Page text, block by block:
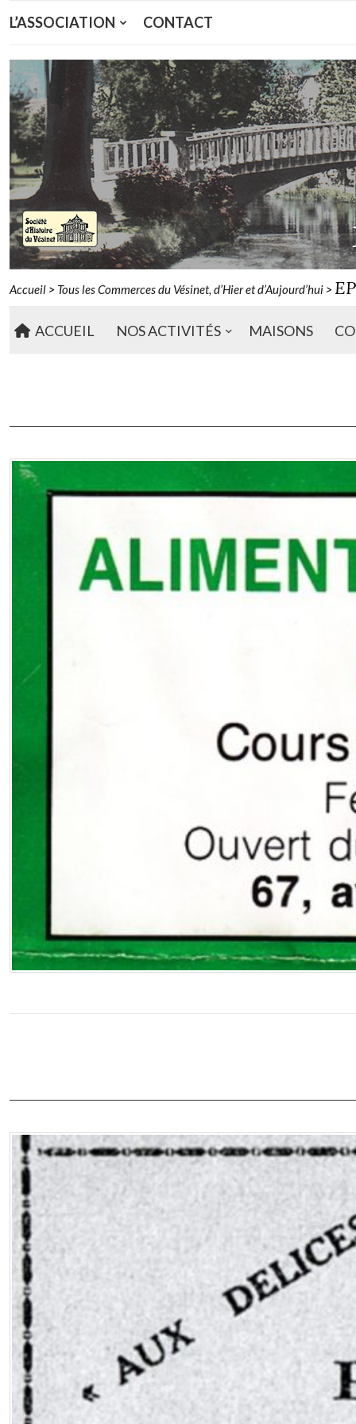
L’ASSOCIATION CONTACT
Accueil > Tous les Commerces du Vésinet, d’Hier et d’Aujourd’hui >
ACCUEIL NOS ACTIVITÉS MAISONS